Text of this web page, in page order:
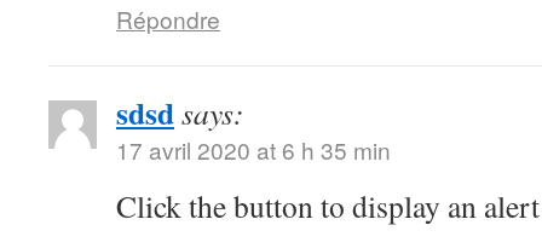
Répondre
sdsdsays:
17 avril 2020 at 6 h 35 min
Click the button to display an